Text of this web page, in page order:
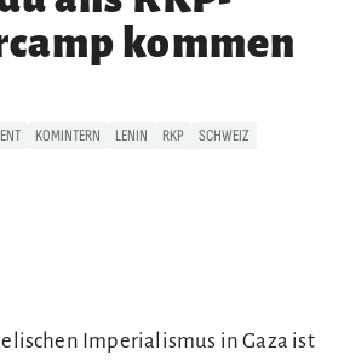
kommen
KOMINTERN LENIN RKP
SCHWEIZ
Imperialismus in Gaza ist